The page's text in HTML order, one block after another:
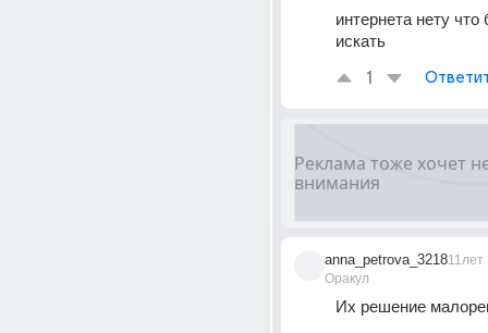
интернета нету
искать
1
anna_petrova_3218
Оракул
11лет
Их решение